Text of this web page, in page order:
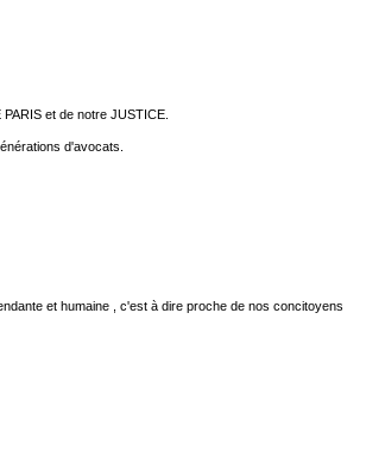
et de notre JUSTICE.
d'avocats.
et humaine , c'est à dire proche de nos concitoyens